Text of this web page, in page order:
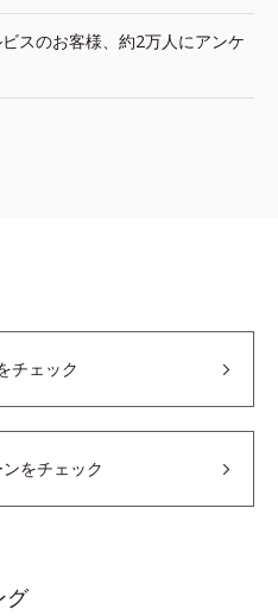
スのお客様、約2万人にアンケ
チェック
をチェック
グ